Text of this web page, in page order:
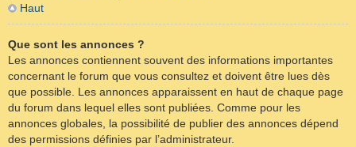
Haut
Que sont les annonces ?
Les annonces contiennent souvent des informations importantes
concernant le forum que vous consultez et doivent être lues dès
que possible. Les annonces apparaissent en haut de chaque page
du forum dans lequel elles sont publiées. Comme pour les
annonces globales, la possibilité de publier des annonces dépend
des permissions définies par l’administrateur.